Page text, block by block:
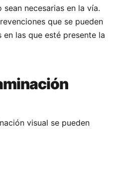
sean necesarias en la vía.
que se pueden
las que esté presente la
visual se pueden